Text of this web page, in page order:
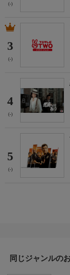
(-)
3
(-)
4
(-)
5
(-)
同じジャンルの